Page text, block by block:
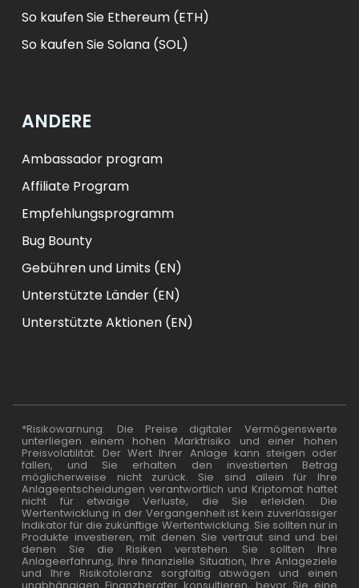
So kaufen Sie Ethereum (ETH)
So kaufen Sie Solana (SOL)
ANDERE
Ambassador program
Affiliate Program
Empfehlungsprogramm
Bug Bounty
Gebühren und Limits (EN)
Unterstützte Länder (EN)
Unterstützte Aktionen (EN)
*Risikowarnung: Die Preise digitaler Vermögenswerte
unterliegen einem hohen Marktrisiko und einer hohen
Preisvolatilität. Der Wert Ihrer Anlage kann steigen oder
fallen, und Sie erhalten den investierten Betrag
möglicherweise nicht zurück. Sie sind allein für Ihre
Anlageentscheidungen verantwortlich und Kriptomat haftet
nicht für etwaige Verluste, die Sie erleiden. Die
Wertentwicklung in der Vergangenheit ist kein zuverlässiger
Indikator für die zukünftige Wertentwicklung. Sie sollten nur in
Produkte investieren, mit denen Sie vertraut sind und bei
denen Sie die Risiken verstehen. Sie sollten Ihre
Anlageerfahrung, Ihre finanzielle Situation, Ihre Anlageziele
und Ihre Risikotoleranz sorgfältig abwägen und einen